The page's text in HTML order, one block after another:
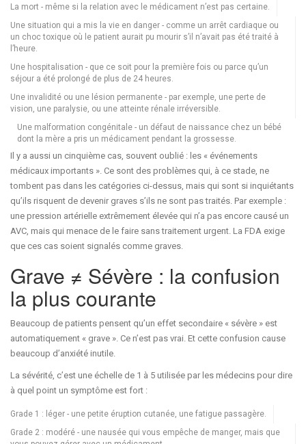
La mort - même si la relation avec le médicament n’est pas certaine.
Une situation qui a mis la vie en danger - comme un arrêt cardiaque ou
un choc toxique où le patient aurait pu mourir s’il n’avait pas été traité à
l’heure.
Une hospitalisation - que ce soit pour la première fois ou parce qu’un
séjour a été prolongé de plus de 24 heures.
Une invalidité ou une lésion permanente - par exemple, une perte de
vision, une paralysie, ou une atteinte rénale irréversible.
Une malformation congénitale - un défaut de naissance chez un bébé
dont la mère a pris un médicament pendant la grossesse.
Il y a aussi un cinquième cas, souvent oublié : les « événements
médicaux importants ». Ce sont des problèmes qui, à ce stade, ne
tombent pas dans les catégories ci-dessus, mais qui sont si inquiétants
qu’ils risquent de devenir graves s’ils ne sont pas traités. Par exemple :
une pression artérielle extrêmement élevée qui n’a pas encore causé un
AVC, mais qui menace de le faire sans traitement urgent. La FDA exige
que ces cas soient signalés comme graves.
Grave ≠ Sévère : la confusion
la plus courante
Beaucoup de patients pensent qu’un effet secondaire « sévère » est
automatiquement « grave ». Ce n’est pas vrai. Et cette confusion cause
beaucoup d’anxiété inutile.
La sévérité, c’est une échelle de 1 à 5 utilisée par les médecins pour dire
à quel point un symptôme est fort :
Grade 1 : léger - une petite éruption cutanée, une fatigue passagère.
Grade 2 : modéré - une nausée qui vous empêche de manger, mais que